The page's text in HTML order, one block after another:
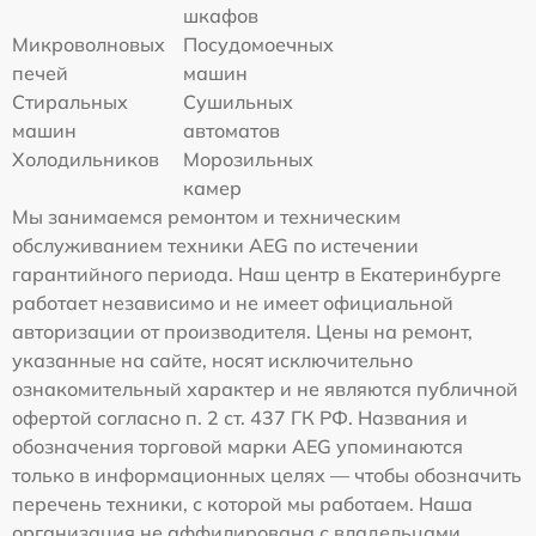
шкафов
Микроволновых
печей
Посудомоечных
машин
Стиральных
машин
Сушильных
автоматов
Холодильников
Морозильных
камер
Мы занимаемся ремонтом и техническим
обслуживанием техники AEG по истечении
гарантийного периода. Наш центр в Екатеринбурге
работает независимо и не имеет официальной
авторизации от производителя. Цены на ремонт,
указанные на сайте, носят исключительно
ознакомительный характер и не являются публичной
офертой согласно п. 2 ст. 437 ГК РФ. Названия и
обозначения торговой марки AEG упоминаются
только в информационных целях — чтобы обозначить
перечень техники, с которой мы работаем. Наша